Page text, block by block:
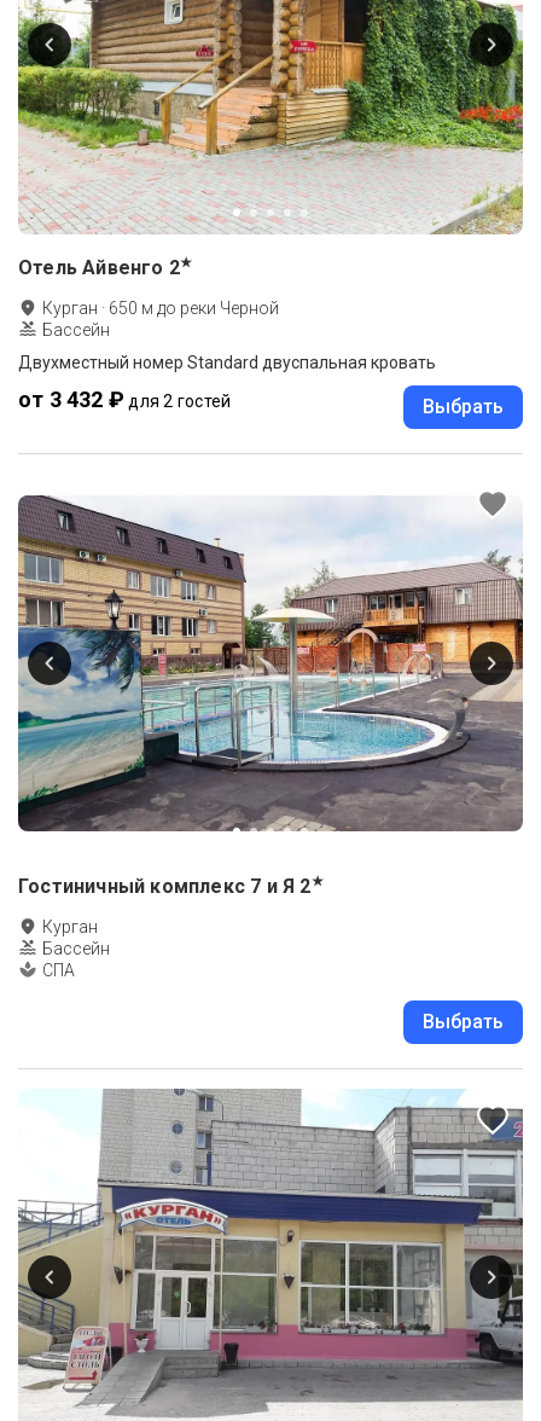
Отель Айвенго 2★
Курган · 650 м до реки Черной
Бассейн
Двухместный номер Standard двуспальная кровать
от 3 432 ₽ для 2 гостей Выбрать
Гостиничный комплекс 7 и Я 2★
Курган
Бассейн
СПА
Выбрать